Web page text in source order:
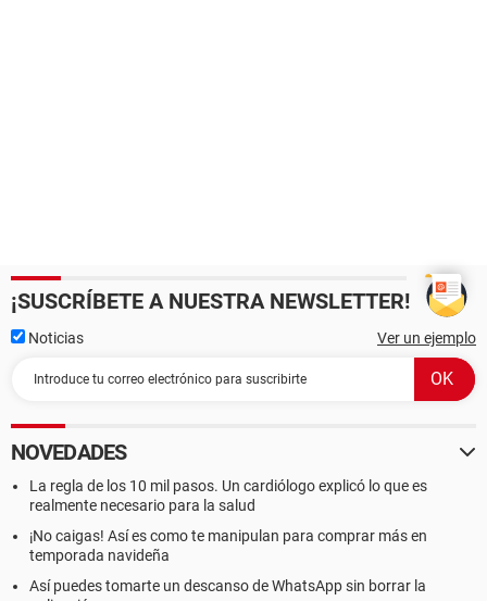
¡SUSCRÍBETE A NUESTRA NEWSLETTER!
Noticias Ver un ejemplo
NOVEDADES
La regla de los 10 mil pasos. Un cardiólogo explicó lo que es
realmente necesario para la salud
¡No caigas! Así es como te manipulan para comprar más en
temporada navideña
Así puedes tomarte un descanso de WhatsApp sin borrar la